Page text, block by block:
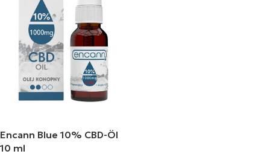
Encann Blue 10% CBD-Öl
10 ml